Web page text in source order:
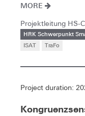
MORE
Projektleitung HS-
HRK Schwerpunkt
ISAT
TraFo
Project duration: